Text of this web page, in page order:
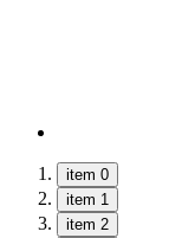
item 0
item 1
item 2